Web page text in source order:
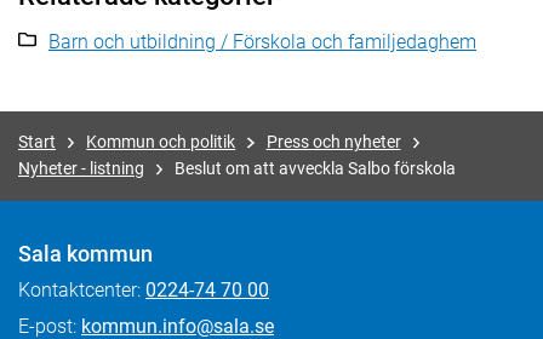
Barn och utbildning / Förskola och familjedaghem
Start Kommun och politik
Press och nyheter
Nyheter - listning
Beslut om att avveckla Salbo förskola
Sala kommun
Kontaktcenter: 0224-74 70 00
E-post: kommun.info@sala.se